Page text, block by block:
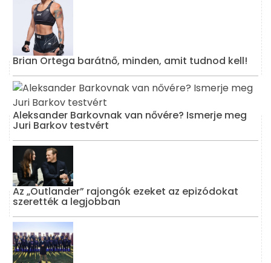
Brian Ortega barátnő, minden, amit tudnod kell!
Aleksander Barkovnak van nővére? Ismerje meg
Juri Barkov testvért
Az „Outlander” rajongók ezeket az epizódokat
szerették a legjobban